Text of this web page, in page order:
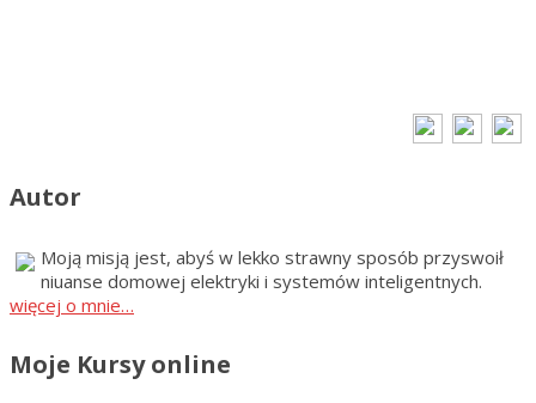
Autor
Moją misją jest, abyś w lekko strawny sposób przyswoił
niuanse domowej elektryki i systemów inteligentnych.
więcej o mnie…
Moje Kursy online